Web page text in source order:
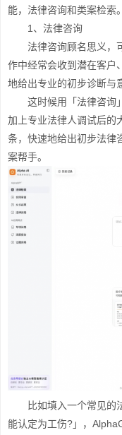
能，法律咨询和类案检索。
1、法律咨询
法律咨询顾名思义，可
作中经常会收到潜在客户
地给出专业的初步诊断与
这时候用「法律咨询」
加上专业法律人调试后的
条，快速地给出初步法律
案帮手。
比如填入一个常见的法
能认定为工伤?」，